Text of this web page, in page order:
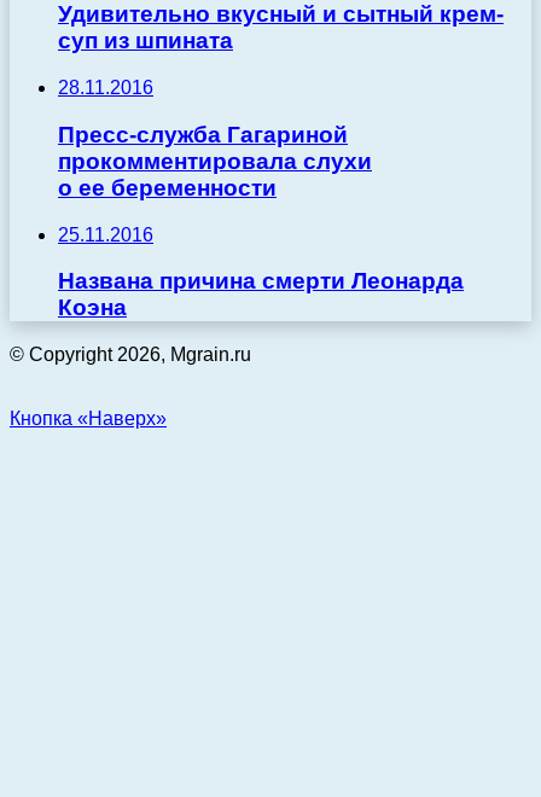
Удивительно вкусный и сытный крем-
суп из шпината
28.11.2016
Пресс-служба Гагариной
прокомментировала слухи
о ее беременности
25.11.2016
Названа причина смерти Леонарда
Коэна
© Copyright 2026, Mgrain.ru
Кнопка «Наверх»